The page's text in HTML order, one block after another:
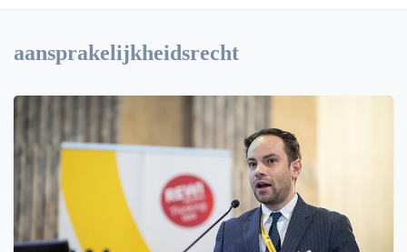
aansprakelijkheidsrecht